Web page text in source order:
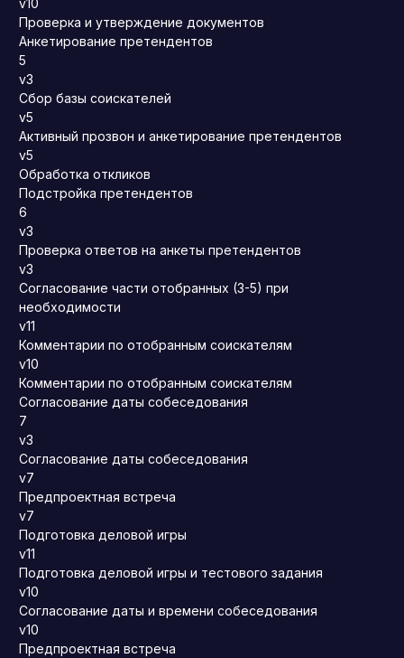
v10
Проверка и утверждение документов
Анкетирование претендентов
5
v3
Сбор базы соискателей
v5
Активный прозвон и анкетирование претендентов
v5
Обработка откликов
Подстройка претендентов
6
v3
Проверка ответов на анкеты претендентов
v3
Согласование части отобранных (3-5) при
необходимости
v11
Комментарии по отобранным соискателям
v10
Комментарии по отобранным соискателям
Согласование даты собеседования
7
v3
Согласование даты собеседования
v7
Предпроектная встреча
v7
Подготовка деловой игры
v11
Подготовка деловой игры и тестового задания
v10
Согласование даты и времени собеседования
v10
Предпроектная встреча